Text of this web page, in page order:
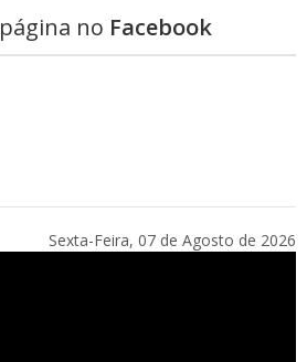
no Facebook
Sexta-Feira, 07 de Agosto de 2026